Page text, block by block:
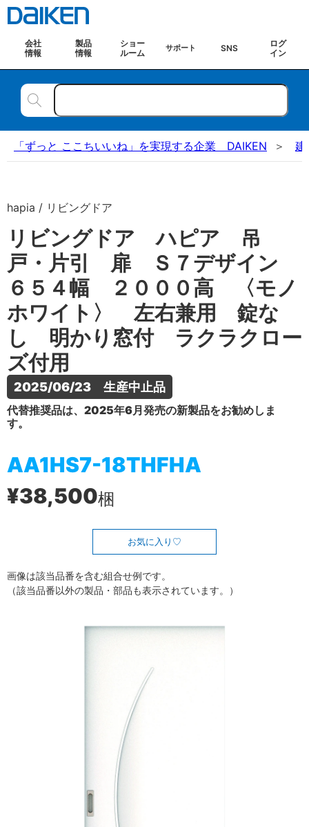
会社
情報
製品
情報
ショー
ルーム
サポート SNS
ログ
イン
「ずっと ここちいいね」を実現する企業 DAIKEN 建
hapia / リビングドア
リビングドア ハピア 吊
戸・片引 扉 Ｓ７デザイン
６５４幅 ２０００高 〈モノ
ホワイト〉 左右兼用 錠な
し 明かり窓付 ラクラクロー
ズ付用
2025/06/23　生産中止品
代替推奨品は、2025年6月発売の新製品をお勧めしま
す。
AA1HS7-18THFHA
¥38,500梱
お気に入り
画像は該当品番を含む組合せ例です。
（該当品番以外の製品・部品も表示されています。）